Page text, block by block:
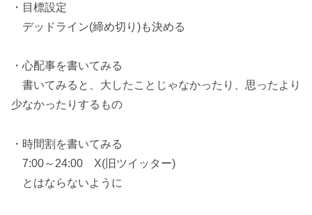
・目標設定
デッドライン(締め切り)も決める
・心配事を書いてみる
書いてみると、大したことじゃなかったり、思ったより
少なかったりするもの
・時間割を書いてみる
7:00～24:00 X(旧ツイッター)
とはならないように